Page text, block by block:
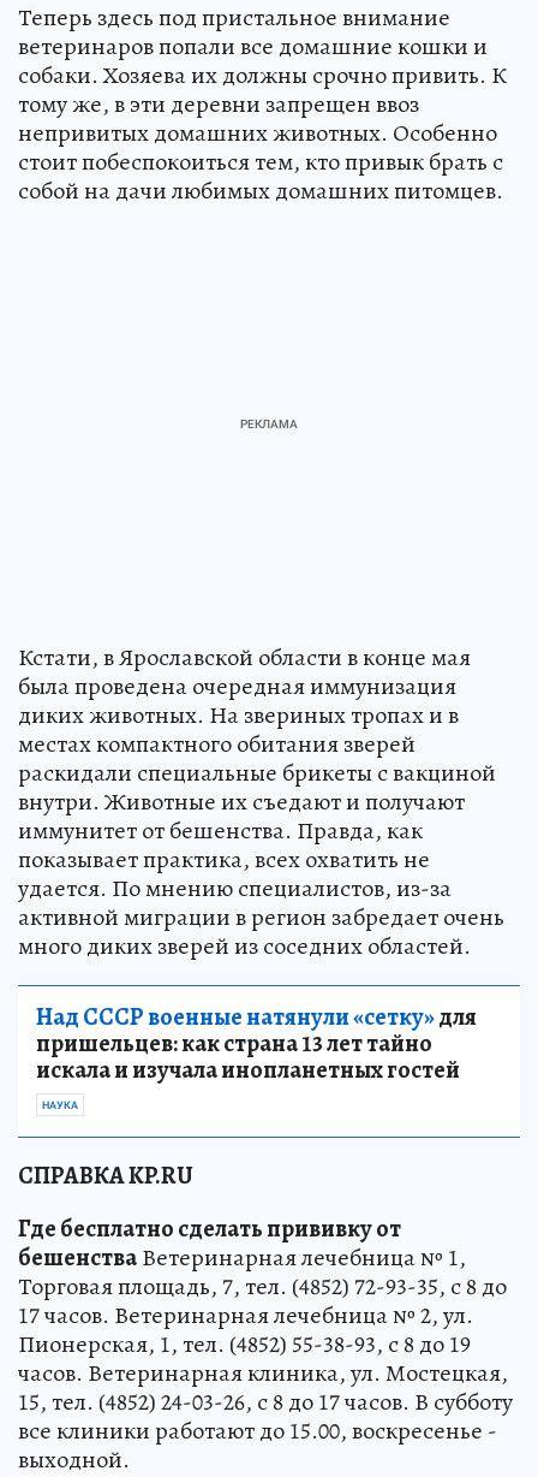
Теперь здесь под пристальное внимание
ветеринаров попали все домашние кошки и
собаки. Хозяева их должны срочно привить. К
тому же, в эти деревни запрещен ввоз
непривитых домашних животных. Особенно
стоит побеспокоиться тем, кто привык брать с
собой на дачи любимых домашних питомцев.
Кстати, в Ярославской области в конце мая
была проведена очередная иммунизация
диких животных. На звериных тропах и в
местах компактного обитания зверей
раскидали специальные брикеты с вакциной
внутри. Животные их съедают и получают
иммунитет от бешенства. Правда, как
показывает практика, всех охватить не
удается. По мнению специалистов, из-за
активной миграции в регион забредает очень
много диких зверей из соседних областей.
Над СССР военные натянули «сетку»для
пришельцев: как страна 13 лет тайно
искала и изучала инопланетных гостей
НАУКА
СПРАВКА KP.RU
Где бесплатно сделать прививку от
бешенстваВетеринарная лечебница № 1,
Торговая площадь, 7, тел. (4852) 72-93-35, с 8 до
17 часов. Ветеринарная лечебница № 2, ул.
Пионерская, 1, тел. (4852) 55-38-93, с 8 до 19
часов. Ветеринарная клиника, ул. Мостецкая,
15, тел. (4852) 24-03-26, с 8 до 17 часов. В субботу
все клиники работают до 15.00, воскресенье -
выходной.